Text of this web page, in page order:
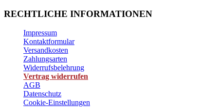
RECHTLICHE INFORMATIONEN
Impressum
Kontaktformular
Versandkosten
Zahlungsarten
Widerrufsbelehrung
Vertrag widerrufen
AGB
Datenschutz
Cookie-Einstellungen